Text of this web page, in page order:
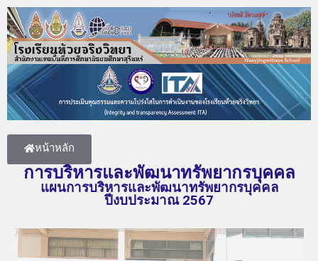
หน้าหลัก
การบริหารและพัฒนาทรัพยากรบุคคล
แผนการบริหารและพัฒนาทรัพยากรบุคคล
ปีงบประมาณ 2567